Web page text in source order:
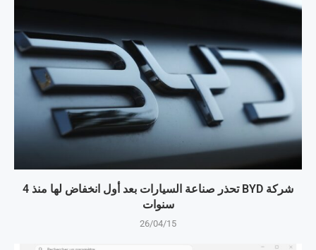
شركة BYD تحذر صناعة السيارات بعد أول انخفاض لها منذ 4
سنوات
26/04/15